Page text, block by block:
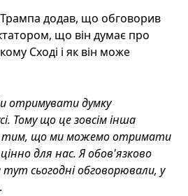
додав, що обговорив
що він думає про
Сході і як він може
отримувати думку
Тому що це зовсім інша
тим, що ми можемо отримати
для нас. Я обов'язково
сьогодні обговорювали, у